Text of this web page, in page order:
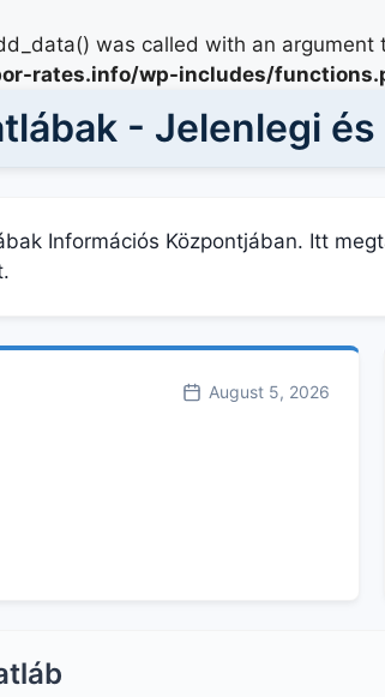
was called with an argument
rates.info/wp-includes/
- Jelenlegi
Információs Központjában. Itt
August 5, 2026